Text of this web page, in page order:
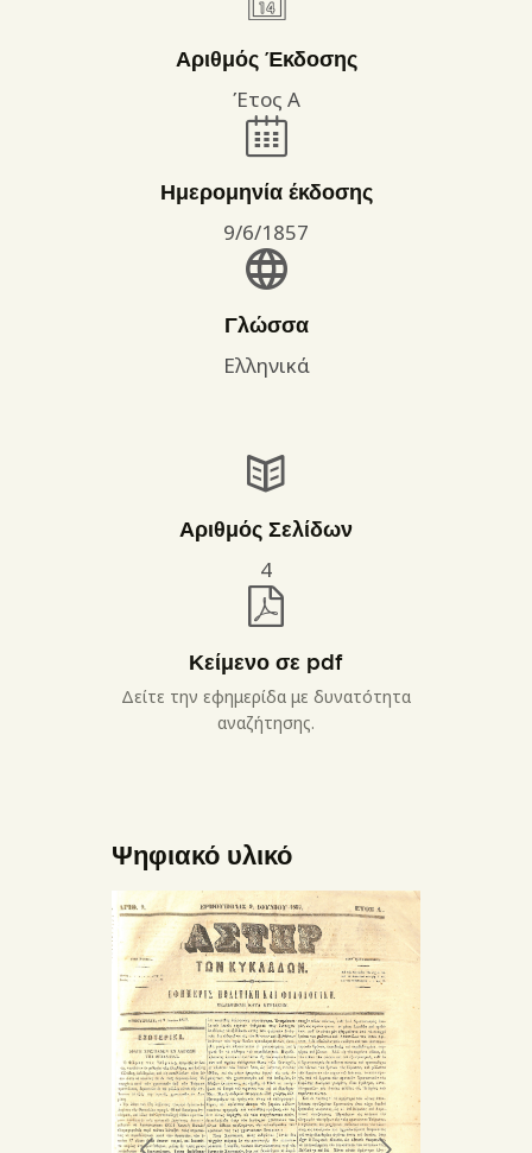
Αριθμός Έκδοσης
Έτος Α
Ημερομηνία έκδοσης
9/6/1857
Γλώσσα
Ελληνικά
Αριθμός Σελίδων
4
Κείμενο σε pdf
Δείτε την εφημερίδα με δυνατότητα
αναζήτησης.
Ψηφιακό υλικό